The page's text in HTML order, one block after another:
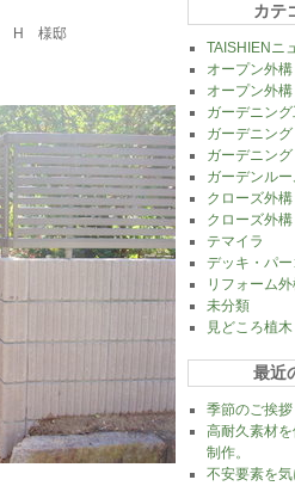
H 様邸
カテ
TAISHIENニ
オープン外構
オープン外構
ガーデニン
ガーデニング
ガーデニング
ガーデンル
クローズ外構
クローズ外構
テマイラ
デッキ・パ
リフォーム
未分類
見どころ植木
最近
季節のご挨拶
高耐久素材
制作。
不安要素を